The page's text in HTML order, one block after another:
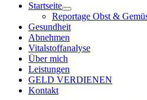
Startseite
Reportage Obst &
Gesundheit
Abnehmen
Vitalstoffanalyse
Über mich
Leistungen
GELD VERDIENEN
Kontakt